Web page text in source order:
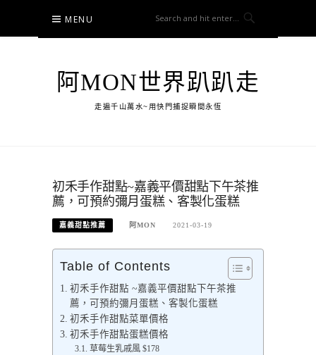
content
MENU
阿MON世界趴趴走
走遍千山萬水~用快門捕捉瞬間永恆
初禾手作甜點~嘉義平價甜點下午茶推
薦，可預約彌月蛋糕、客製化蛋糕
嘉義甜點推薦 阿MON 2021-03-19
Table of Contents
初禾手作甜點 ~嘉義平價甜點下午茶推
薦，可預約彌月蛋糕、客製化蛋糕
初禾手作甜點菜單價格
初禾手作甜點蛋糕價格
草莓生乳戚風 $178